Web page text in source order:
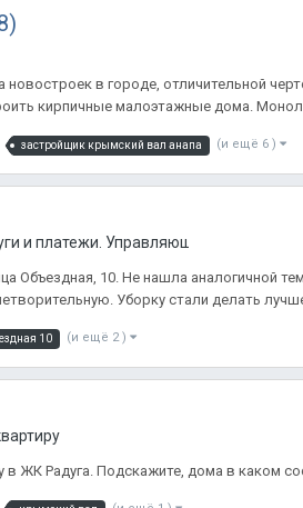
в городе, отличительной
кирпичные малоэтажные дома.
застройщик крымский вал анапа (и ещё 6 )
и платежи. Управляющие Компании
Объездная, 10. Не нашла аналогичной
Уборку стали делать
10 (и ещё 2 )
в ЖК Радуга. Подскажите, дома в каком